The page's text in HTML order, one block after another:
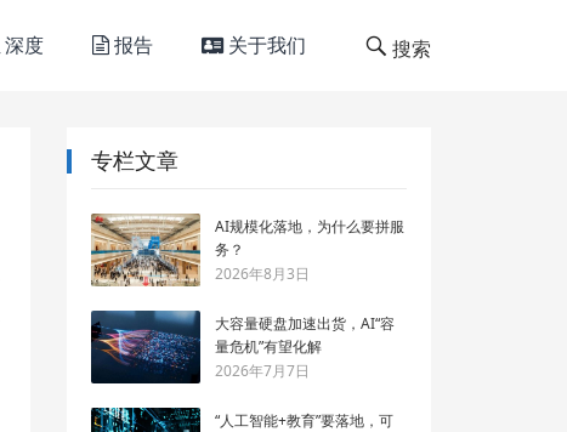
深度 报告 关于我们 搜索
专栏文章
AI规模化落地，为什么要拼服
务？
2026年8月3日
大容量硬盘加速出货，AI“容
量危机”有望化解
2026年7月7日
“人工智能+教育”要落地，可